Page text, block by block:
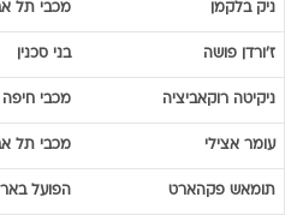
ניק בלקמן מכבי תל
ז'ורדן פושה בני סכנין
ניקיטה רוקאביציה מכבי חיפה
עומר אצילי מכבי תל
תומאש פקהארט הפועל